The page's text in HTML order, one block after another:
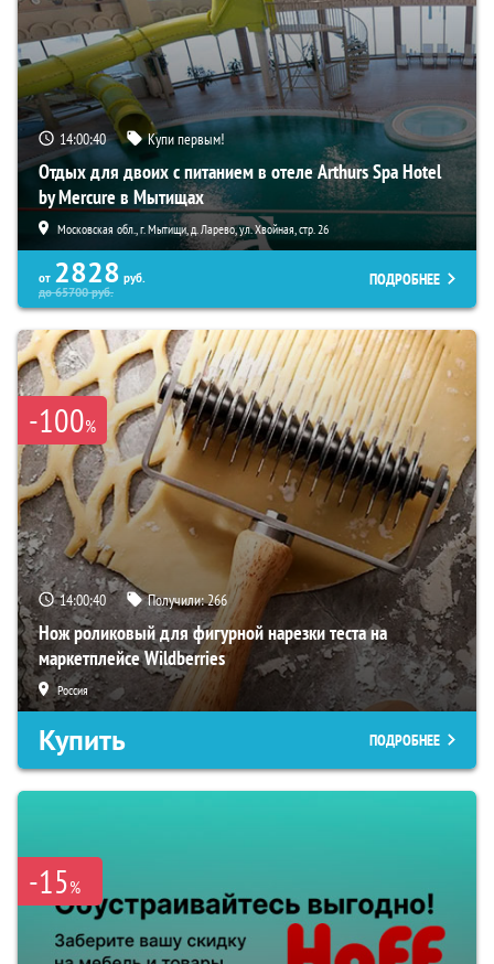
14:00:40 Купи первым!
Отдых для двоих с питанием в отеле Arthurs Spa Hotel
by Mercure в Мытищах
Московская обл., г. Мытищи, д. Ларево, ул. Хвойная, стр. 26
от 2828 руб.
до65700руб.
ПОДРОБНЕЕ
-100%
14:00:40 Получили:266
Нож роликовый для фигурной нарезки теста на
маркетплейсе Wildberries
Россия
Купить ПОДРОБНЕЕ
-15%